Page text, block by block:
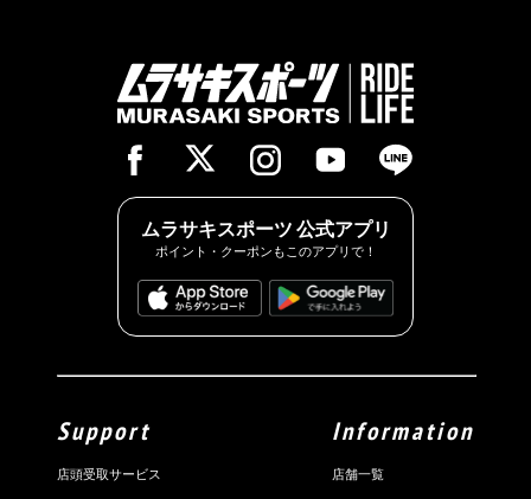
ムラサキスポーツ 公式アプリ
ポイント・クーポンもこのアプリで！
Support
店頭受取サービス
Information
店舗一覧